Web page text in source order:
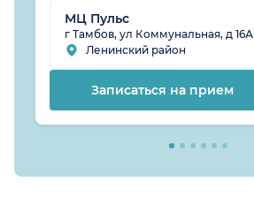
МЦ Пульс
г Тамбов, ул Коммунальная, д 16А
Ленинский район
Записаться на прием